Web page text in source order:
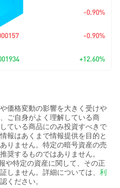
-0.90%
-0.90%
+12.60%
価格変動の影響を大きく受けや
ご自身がよく理解している商
ている商品にのみ投資すべきで
報はあくまで情報提供を目的と
りません。特定の暗号資産の売
奨するものではありません。
や特定の資産に関して、その正
しません。詳細については、 利
ください。